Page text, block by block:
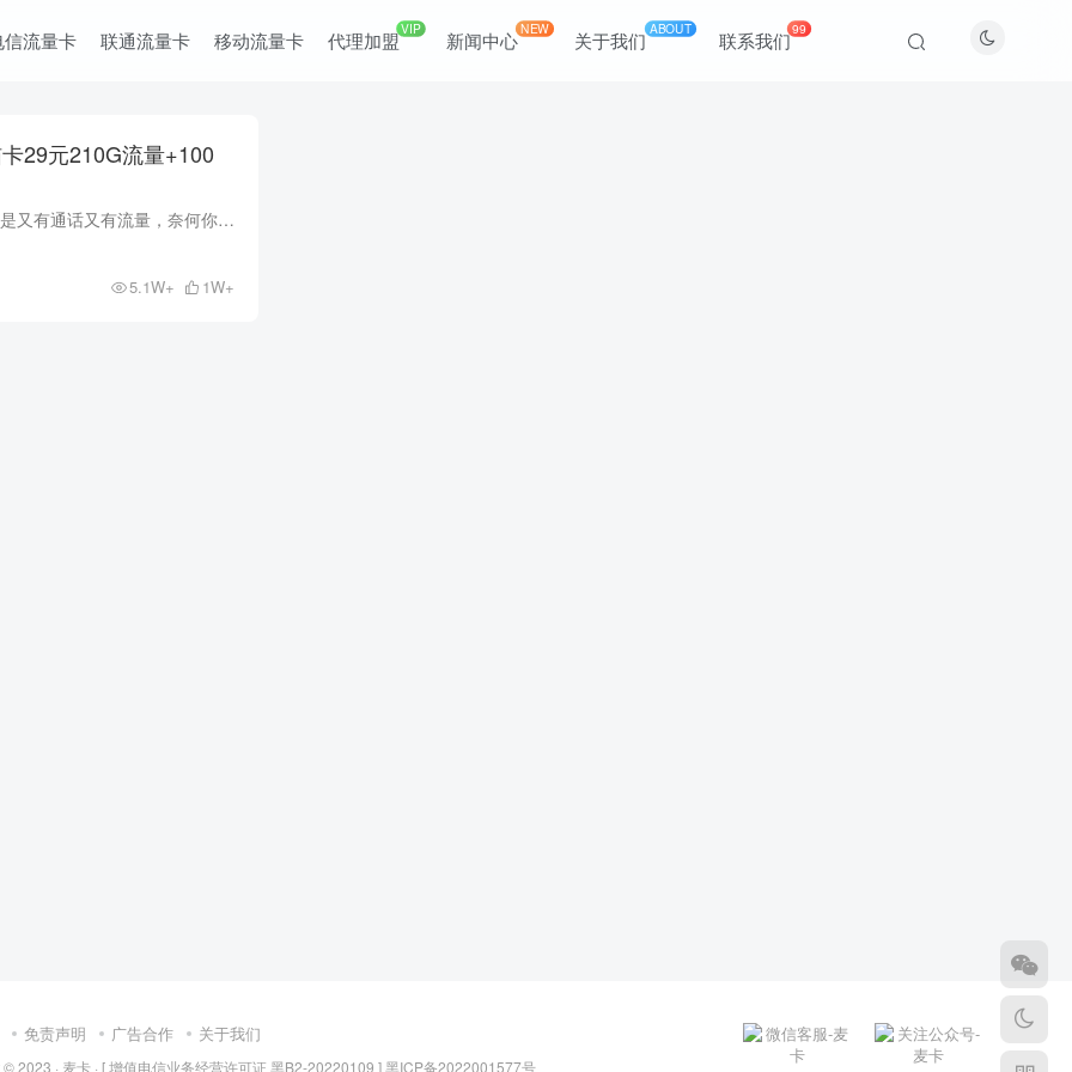
信流量卡 联通流量卡 移动流量卡 代理加盟VIP 新闻中心NEW 关于我们ABOUT 联系我们99
29元210G流量+100
上期给大家推荐的天河卡已经算是又有通话又有流量，奈何你还说流量不够用啊，好！再给我加.... 电信天猫卡29元210G全国流量（180G通用+30G定向） 100分钟通话 长期流量 电信天猫卡资费简介 月...
5.1W+ 1W+
免责声明 广告合作 关于我们
2023 · 麦卡 · [ 增值电信业务经营许可证 黑B2-20220109 ] 黑ICP备2022001577号